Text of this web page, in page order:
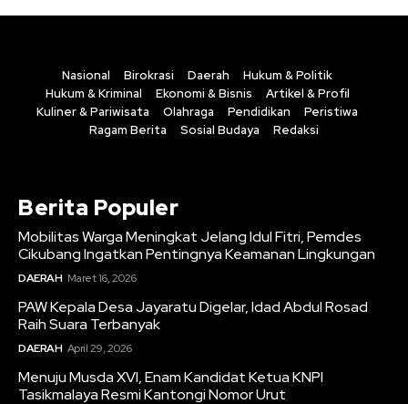
Nasional Birokrasi Daerah
Hukum & Politik
Hukum & Kriminal
Ekonomi & Bisnis
Artikel & Profil
Kuliner & Pariwisata
Olahraga Pendidikan
Peristiwa
Ragam Berita
Sosial Budaya Redaksi
Berita Populer
Mobilitas Warga Meningkat Jelang Idul Fitri, Pemdes
Cikubang Ingatkan Pentingnya Keamanan Lingkungan
DAERAH Maret 16, 2026
PAW Kepala Desa Jayaratu Digelar, Idad Abdul Rosad
Raih Suara Terbanyak
DAERAH April 29, 2026
Menuju Musda XVI, Enam Kandidat Ketua KNPI
Tasikmalaya Resmi Kantongi Nomor Urut